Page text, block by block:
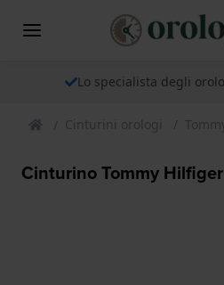
Lo specialista degli
Cinturini orologi
Cinturino Tommy